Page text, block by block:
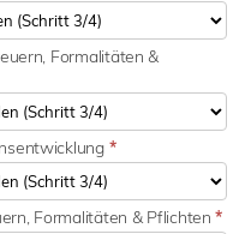
Formalitäten &
*
Formalitäten & Pflichten*